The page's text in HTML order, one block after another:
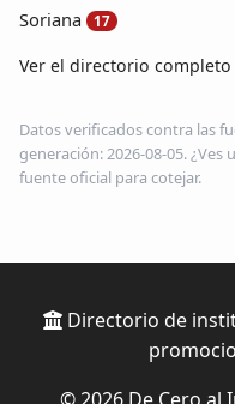
Soriana 17
Ver el directorio completo
Datos verificados contra las
generación: 2026-08-05.
fuente oficial para cotejar.
Directorio de